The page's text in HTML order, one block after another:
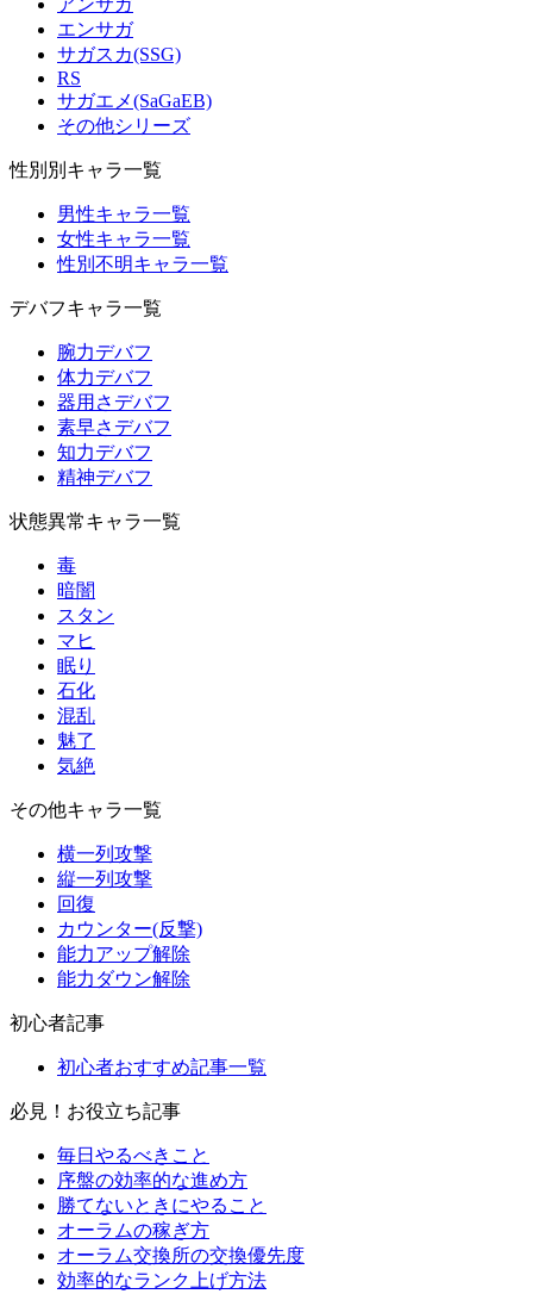
アンサガ
エンサガ
サガスカ(SSG)
RS
サガエメ(SaGaEB)
その他シリーズ
性別別キャラ一覧
男性キャラ一覧
女性キャラ一覧
性別不明キャラ一覧
デバフキャラ一覧
腕力デバフ
体力デバフ
器用さデバフ
素早さデバフ
知力デバフ
精神デバフ
状態異常キャラ一覧
毒
暗闇
スタン
マヒ
眠り
石化
混乱
魅了
気絶
その他キャラ一覧
横一列攻撃
縦一列攻撃
回復
カウンター(反撃)
能力アップ解除
能力ダウン解除
初心者記事
初心者おすすめ記事一覧
必見！お役立ち記事
毎日やるべきこと
序盤の効率的な進め方
勝てないときにやること
オーラムの稼ぎ方
オーラム交換所の交換優先度
効率的なランク上げ方法